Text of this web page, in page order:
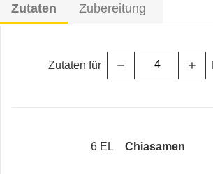
Zutaten Zubereitung
Zutaten für remove add
6 EL Chiasamen